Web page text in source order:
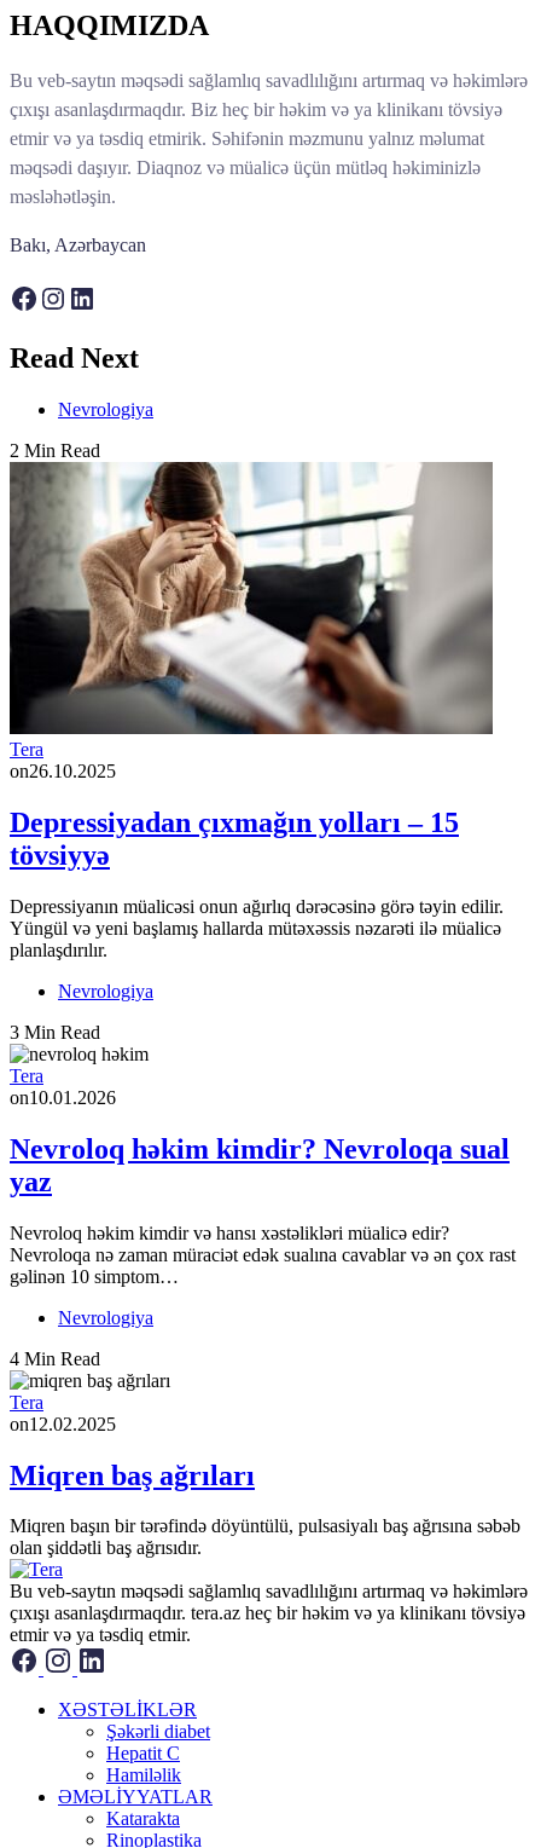
HAQQIMIZDA
Bu veb-saytın məqsədi sağlamlıq savadlılığını artırmaq və həkimlərə
çıxışı asanlaşdırmaqdır. Biz heç bir həkim və ya klinikanı tövsiyə
etmir və ya təsdiq etmirik. Səhifənin məzmunu yalnız məlumat
məqsədi daşıyır. Diaqnoz və müalicə üçün mütləq həkiminizlə
məsləhətləşin.
Bakı, Azərbaycan
Facebook
Instagram
LinkedIn
Read Next
Nevrologiya
2 Min Read
Tera
on26.10.2025
Depressiyadan çıxmağın yolları – 15
tövsiyyə
Depressiyanın müalicəsi onun ağırlıq dərəcəsinə görə təyin edilir.
Yüngül və yeni başlamış hallarda mütəxəssis nəzarəti ilə müalicə
planlaşdırılır.
Nevrologiya
3 Min Read
Tera
on10.01.2026
Nevroloq həkim kimdir? Nevroloqa sual
yaz
Nevroloq həkim kimdir və hansı xəstəlikləri müalicə edir?
Nevroloqa nə zaman müraciət edək sualına cavablar və ən çox rast
gəlinən 10 simptom…
Nevrologiya
4 Min Read
Tera
on12.02.2025
Miqren baş ağrıları
Miqren başın bir tərəfində döyüntülü, pulsasiyalı baş ağrısına səbəb
olan şiddətli baş ağrısıdır.
Bu veb-saytın məqsədi sağlamlıq savadlılığını artırmaq və həkimlərə
çıxışı asanlaşdırmaqdır. tera.az heç bir həkim və ya klinikanı tövsiyə
etmir və ya təsdiq etmir.
XƏSTƏLİKLƏR
Şəkərli diabet
Hepatit C
Hamiləlik
ƏMƏLİYYATLAR
Katarakta
Rinoplastika